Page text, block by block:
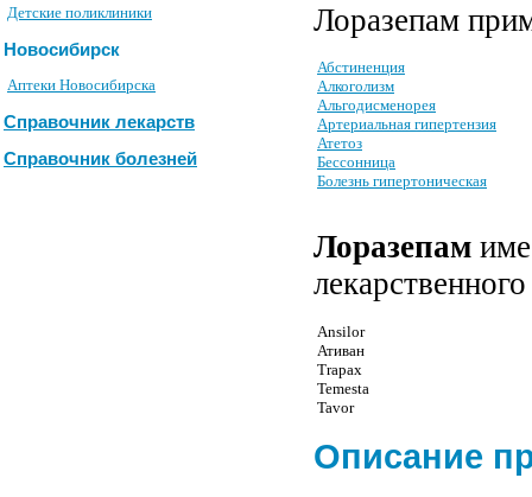
Детские поликлиники
Новосибирск
Аптеки Новосибирска
Справочник лекарств
Справочник болезней
Лоразепам
Абстиненция
Алкоголизм
Альгодисменорея
Артериальная гипертензия
Атетоз
Бессонница
Болезнь гипертоническая
Лоразепам
Ansilor
Ативан
Trapax
Temesta
Tavor
Описание